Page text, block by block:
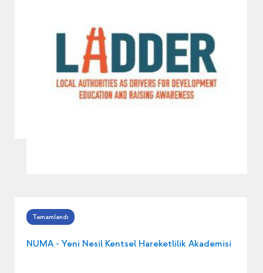
NUMA - Yeni Nesil Kentsel Hareketlilik Akademisi